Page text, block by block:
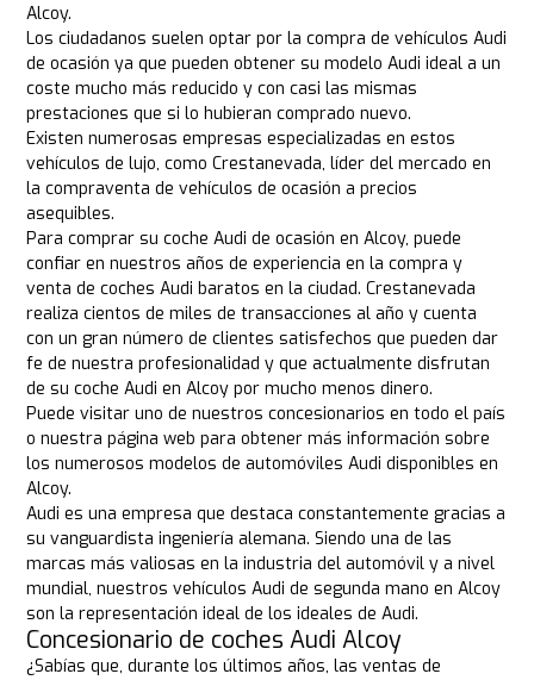
Alcoy.
Los ciudadanos suelen optar por la compra de vehículos Audi
de ocasión ya que pueden obtener su modelo Audi ideal a un
coste mucho más reducido y con casi las mismas
prestaciones que si lo hubieran comprado nuevo.
Existen numerosas empresas especializadas en estos
vehículos de lujo, como Crestanevada, líder del mercado en
la compraventa de vehículos de ocasión a precios
asequibles.
Para comprar su coche Audi de ocasión en Alcoy, puede
confiar en nuestros años de experiencia en la compra y
venta de coches Audi baratos en la ciudad. Crestanevada
realiza cientos de miles de transacciones al año y cuenta
con un gran número de clientes satisfechos que pueden dar
fe de nuestra profesionalidad y que actualmente disfrutan
de su coche Audi en Alcoy por mucho menos dinero.
Puede visitar uno de nuestros concesionarios en todo el país
o nuestra página web para obtener más información sobre
los numerosos modelos de automóviles Audi disponibles en
Alcoy.
Audi es una empresa que destaca constantemente gracias a
su vanguardista ingeniería alemana. Siendo una de las
marcas más valiosas en la industria del automóvil y a nivel
mundial, nuestros vehículos Audi de segunda mano en Alcoy
son la representación ideal de los ideales de Audi.
Concesionario de coches Audi Alcoy
¿Sabías que, durante los últimos años, las ventas de